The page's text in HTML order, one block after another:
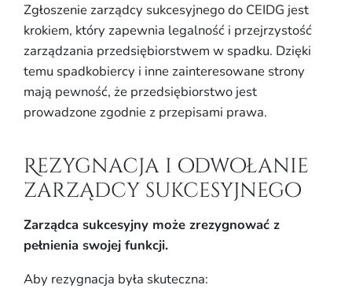
Zgłoszenie zarządcy sukcesyjnego do CEIDG jest
krokiem, który zapewnia legalność i przejrzystość
zarządzania przedsiębiorstwem w spadku. Dzięki
temu spadkobiercy i inne zainteresowane strony
mają pewność, że przedsiębiorstwo jest
prowadzone zgodnie z przepisami prawa.
Rezygnacja i odwołanie
zarządcy sukcesyjnego
Zarządca sukcesyjny może zrezygnować z
pełnienia swojej funkcji.
Aby rezygnacja była skuteczna: